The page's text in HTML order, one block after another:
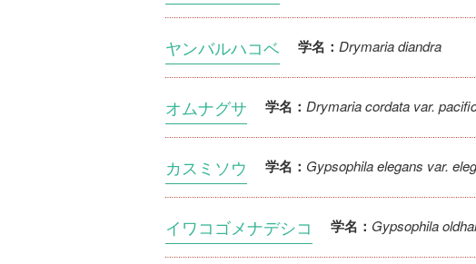
ヤンバルハコベ 学名： Drymaria diandra
オムナグサ 学名： Drymaria cordata var.
カスミソウ 学名： Gypsophila elegans var.
イワコゴメナデシコ 学名： Gypsophila